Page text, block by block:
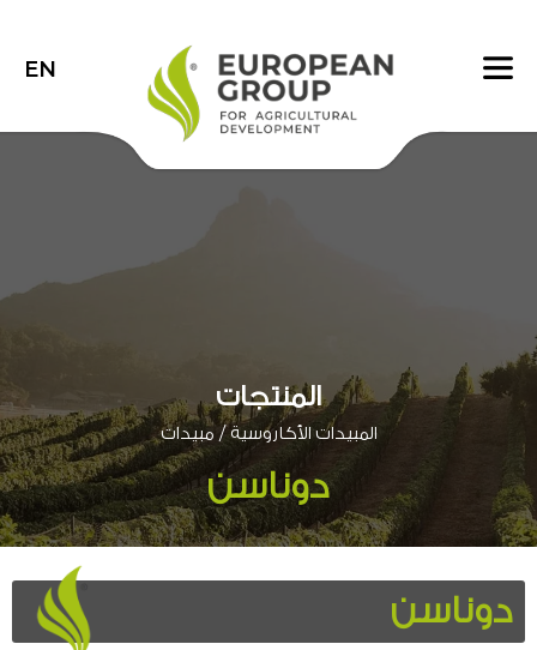
EN
المنتجات
المبيدات الأكاروسية/ مبيدات
دوناسن
دوناسن